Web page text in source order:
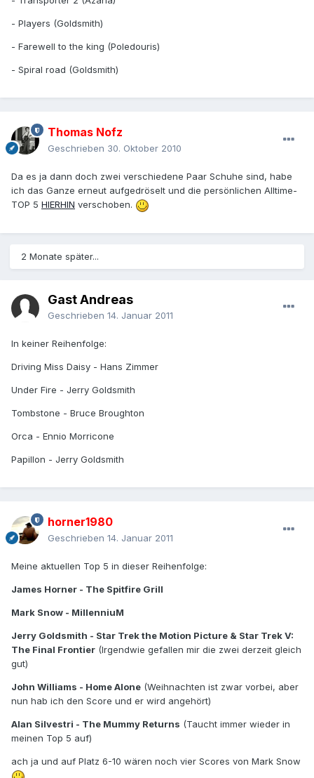
- Players (Goldsmith)
- Farewell to the king (Poledouris)
- Spiral road (Goldsmith)
Thomas Nofz
Geschrieben 30. Oktober 2010
Da es ja dann doch zwei verschiedene Paar Schuhe sind, habe
ich das Ganze erneut aufgedröselt und die persönlichen Alltime-
TOP 5 HIERHIN verschoben.
2 Monate später...
Gast Andreas
Geschrieben 14. Januar 2011
In keiner Reihenfolge:
Driving Miss Daisy - Hans Zimmer
Under Fire - Jerry Goldsmith
Tombstone - Bruce Broughton
Orca - Ennio Morricone
Papillon - Jerry Goldsmith
horner1980
Geschrieben 14. Januar 2011
Meine aktuellen Top 5 in dieser Reihenfolge:
James Horner - The Spitfire Grill
Mark Snow - MillenniuM
Jerry Goldsmith - Star Trek the Motion Picture & Star Trek V:
The Final Frontier (Irgendwie gefallen mir die zwei derzeit gleich
gut)
John Williams - Home Alone (Weihnachten ist zwar vorbei, aber
nun hab ich den Score und er wird angehört)
Alan Silvestri - The Mummy Returns (Taucht immer wieder in
meinen Top 5 auf)
ach ja und auf Platz 6-10 wären noch vier Scores von Mark Snow